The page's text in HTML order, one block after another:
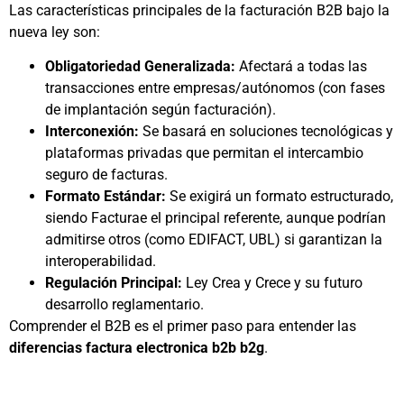
Las características principales de la facturación B2B bajo la
nueva ley son:
Obligatoriedad Generalizada: Afectará a todas las
transacciones entre empresas/autónomos (con fases
de implantación según facturación).
Interconexión: Se basará en soluciones tecnológicas y
plataformas privadas que permitan el intercambio
seguro de facturas.
Formato Estándar: Se exigirá un formato estructurado,
siendo Facturae el principal referente, aunque podrían
admitirse otros (como EDIFACT, UBL) si garantizan la
interoperabilidad.
Regulación Principal: Ley Crea y Crece y su futuro
desarrollo reglamentario.
Comprender el B2B es el primer paso para entender las
diferencias factura electronica b2b b2g.